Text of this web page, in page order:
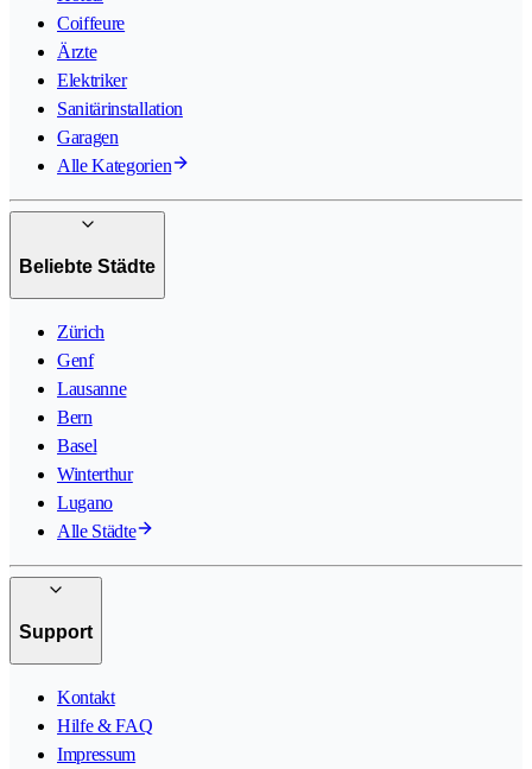
Coiffeure
Ärzte
Elektriker
Sanitärinstallation
Garagen
Alle Kategorien
Beliebte Städte
Zürich
Genf
Lausanne
Bern
Basel
Winterthur
Lugano
Alle Städte
Support
Kontakt
Hilfe & FAQ
Impressum